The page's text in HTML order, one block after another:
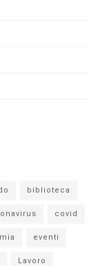
biblioteca
covid
eventi
Lavoro